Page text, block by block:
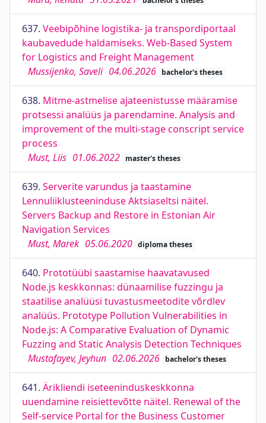
637. Veebipõhine logistika- ja transpordiportaal
kaubavedude haldamiseks. Web-Based System
for Logistics and Freight Management
Mussijenko, Saveli 04.06.2026 bachelor's theses
638. Mitme-astmelise ajateenistusse määramise
protsessi analüüs ja parendamine. Analysis and
improvement of the multi-stage conscript service
process
Must, Liis 01.06.2022 master's theses
639. Serverite varundus ja taastamine
Lennuliiklusteeninduse Aktsiaseltsi näitel.
Servers Backup and Restore in Estonian Air
Navigation Services
Must, Marek 05.06.2020 diploma theses
640. Prototüübi saastamise haavatavused
Node.js keskkonnas: dünaamilise fuzzingu ja
staatilise analüüsi tuvastusmeetodite võrdlev
analüüs. Prototype Pollution Vulnerabilities in
Node.js: A Comparative Evaluation of Dynamic
Fuzzing and Static Analysis Detection Techniques
Mustafayev, Jeyhun 02.06.2026 bachelor's theses
641. Ärikliendi iseteeninduskeskkonna
uuendamine reisiettevõtte näitel. Renewal of the
Self-service Portal for the Business Customer